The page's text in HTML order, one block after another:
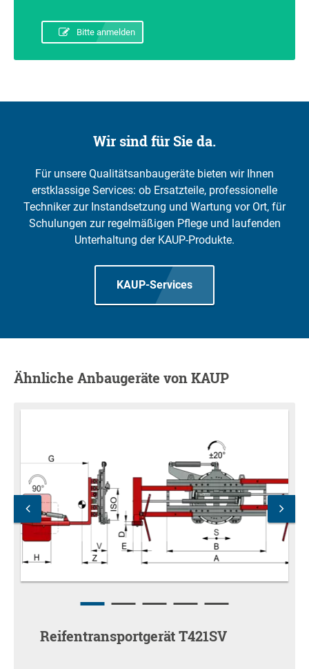
Bitte anmelden
Wir sind für Sie da.
Für unsere Qualitätsanbaugeräte bieten wir Ihnen
erstklassige Services: ob Ersatzteile, professionelle
Techniker zur Instandsetzung und Wartung vor Ort, für
Schulungen zur regelmäßigen Pflege und laufenden
Unterhaltung der KAUP-Produkte.
KAUP-Services
Ähnliche Anbaugeräte von KAUP
Reifentransportgerät T421SV